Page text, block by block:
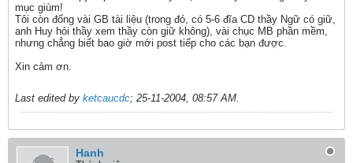
mục giùm!
Tôi còn đống vài GB tài liệu (trong đó, có 5-6 đĩa CD thầy Ngữ có giữ,
anh Huy hỏi thầy xem thầy còn giữ không), vài chục MB phần mềm,
nhưng chẳng biết bao giờ mới post tiếp cho các bạn được.
Xin cảm ơn.
Last edited by ketcaucdc; 25-11-2004, 08:57 AM.
Hanh